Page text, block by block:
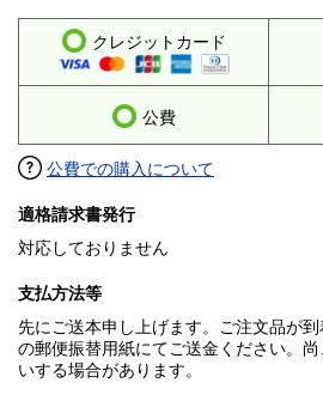
クレジットカード
公費
公費での購入について
適格請求書発行
対応しておりません
支払方法等
先にご送本申し上げます。ご注文品が
の郵便振替用紙にてご送金ください。
いする場合があります。